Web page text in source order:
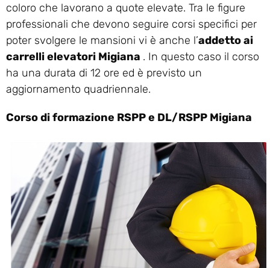
coloro che lavorano a quote elevate. Tra le figure
professionali che devono seguire corsi specifici per
poter svolgere le mansioni vi è anche l’addetto ai
carrelli elevatori Migiana . In questo caso il corso
ha una durata di 12 ore ed è previsto un
aggiornamento quadriennale.
Corso di formazione RSPP e DL/RSPP Migiana